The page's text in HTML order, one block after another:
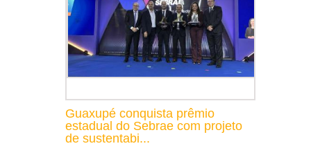
Guaxupé conquista prêmio
estadual do Sebrae com projeto
de sustentabi...